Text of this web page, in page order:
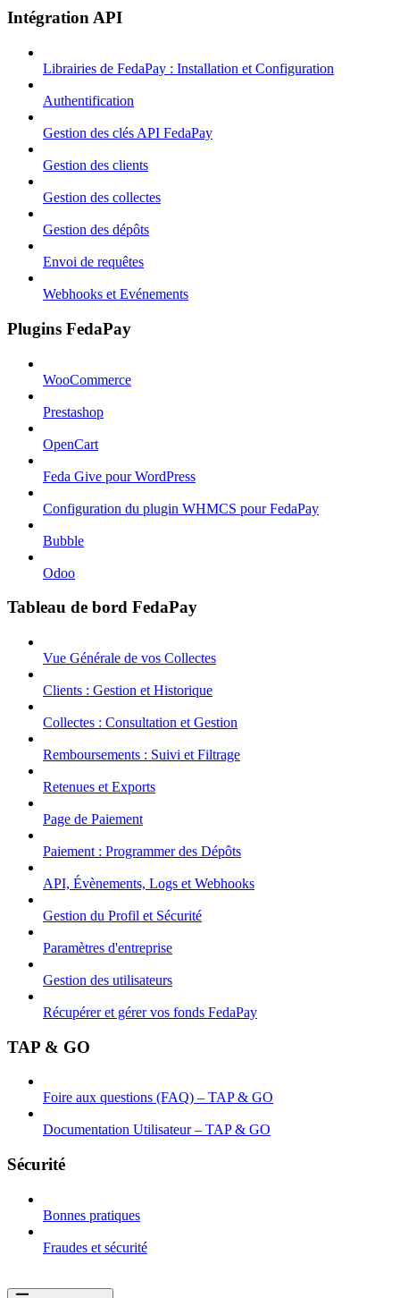
Intégration API
Librairies de FedaPay : Installation et Configuration
Authentification
Gestion des clés API FedaPay
Gestion des clients
Gestion des collectes
Gestion des dépôts
Envoi de requêtes
Webhooks et Evénements
Plugins FedaPay
WooCommerce
Prestashop
OpenCart
Feda Give pour WordPress
Configuration du plugin WHMCS pour FedaPay
Bubble
Odoo
Tableau de bord FedaPay
Vue Générale de vos Collectes
Clients : Gestion et Historique
Collectes : Consultation et Gestion
Remboursements : Suivi et Filtrage
Retenues et Exports
Page de Paiement
Paiement : Programmer des Dépôts
API, Évènements, Logs et Webhooks
Gestion du Profil et Sécurité
Paramètres d'entreprise
Gestion des utilisateurs
Récupérer et gérer vos fonds FedaPay
TAP & GO
Foire aux questions (FAQ) – TAP & GO
Documentation Utilisateur – TAP & GO
Sécurité
Bonnes pratiques
Fraudes et sécurité